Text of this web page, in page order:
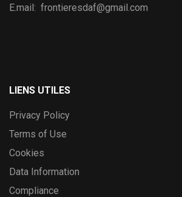
E.mail: frontieresdaf@gmail.com
LIENS UTILES
Privacy Policy
Terms of Use
Cookies
Data Information
Compliance